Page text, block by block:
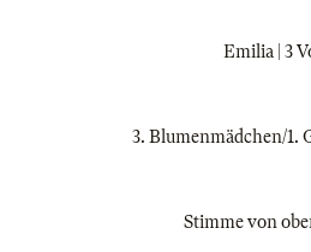
Emilia | 3
3. Blumenmädchen/1.
Stimme von